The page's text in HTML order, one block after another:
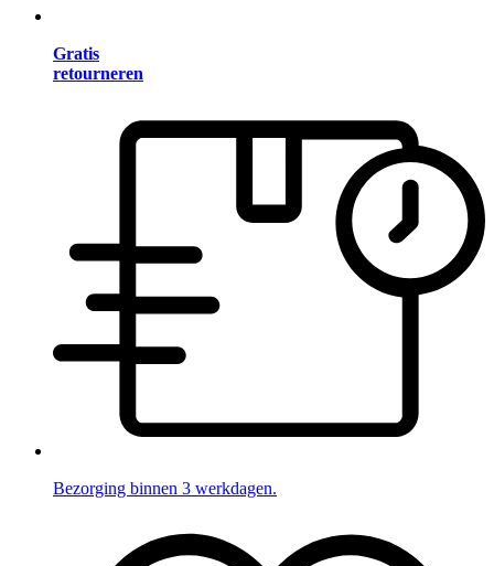
Gratis
retourneren
Bezorging binnen 3 werkdagen.